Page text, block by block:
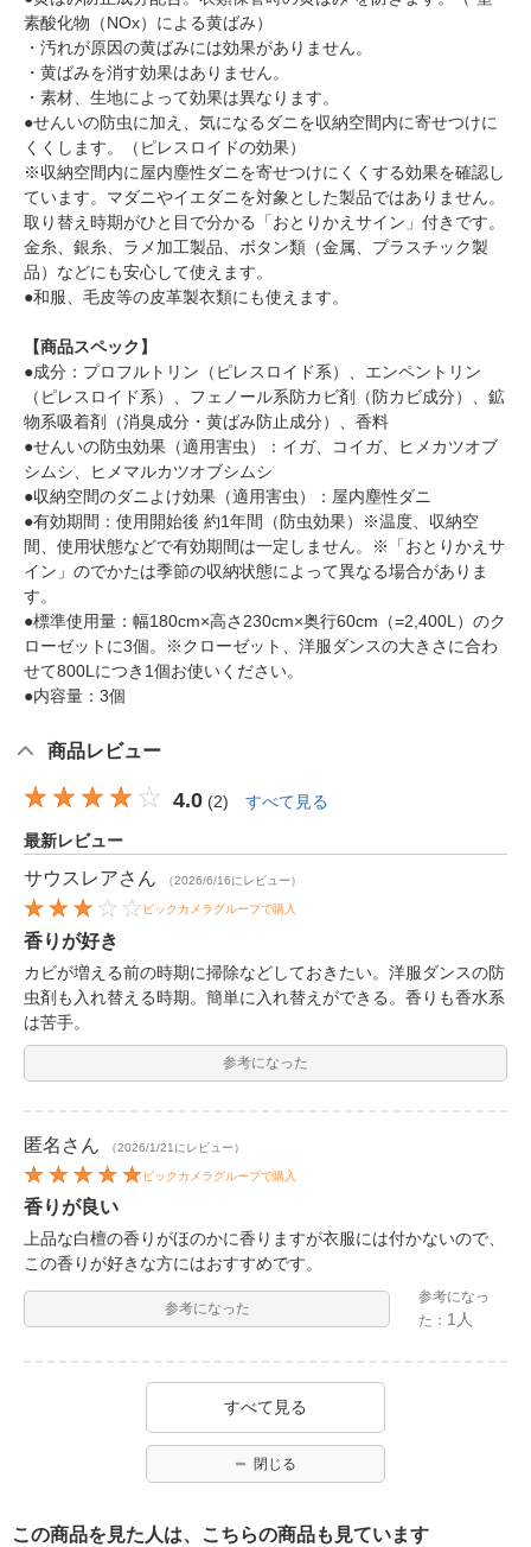
素酸化物（NOx）による黄ばみ）
・汚れが原因の黄ばみには効果がありません。
・黄ばみを消す効果はありません。
・素材、生地によって効果は異なります。
●せんいの防虫に加え、気になるダニを収納空間内に寄せつけに
くくします。（ピレスロイドの効果）
※収納空間内に屋内塵性ダニを寄せつけにくくする効果を確認し
ています。マダニやイエダニを対象とした製品ではありません。
取り替え時期がひと目で分かる「おとりかえサイン」付きです。
金糸、銀糸、ラメ加工製品、ボタン類（金属、プラスチック製
品）などにも安心して使えます。
●和服、毛皮等の皮革製衣類にも使えます。
【商品スペック】
●成分：プロフルトリン（ピレスロイド系）、エンペントリン
（ピレスロイド系）、フェノール系防カビ剤（防カビ成分）、鉱
物系吸着剤（消臭成分・黄ばみ防止成分）、香料
●せんいの防虫効果（適用害虫）：イガ、コイガ、ヒメカツオブ
シムシ、ヒメマルカツオブシムシ
●収納空間のダニよけ効果（適用害虫）：屋内塵性ダニ
●有効期間：使用開始後 約1年間（防虫効果）※温度、収納空
間、使用状態などで有効期間は一定しません。※「おとりかえサ
イン」のでかたは季節の収納状態によって異なる場合がありま
す。
●標準使用量：幅180cm×高さ230cm×奥行60cm（=2,400L）のク
ローゼットに3個。※クローゼット、洋服ダンスの大きさに合わ
せて800Lにつき1個お使いください。
●内容量：3個
商品レビュー
4.0 (2) すべて見る
最新レビュー
サウスレアさん （2026/6/16にレビュー）
ビックカメラグループで購入
香りが好き
カビが増える前の時期に掃除などしておきたい。洋服ダンスの防
虫剤も入れ替える時期。簡単に入れ替えができる。香りも香水系
は苦手。
参考になった
匿名 さん （2026/1/21にレビュー）
ビックカメラグループで購入
香りが良い
上品な白檀の香りがほのかに香りますが衣服には付かないので、
この香りが好きな方にはおすすめです。
参考になった
参考になっ
た： 1人
すべて見る
閉じる
この商品を見た人は、こちらの商品も見ています